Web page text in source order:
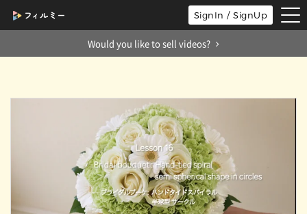
SignIn / SignUp
Would you like to sell videos?